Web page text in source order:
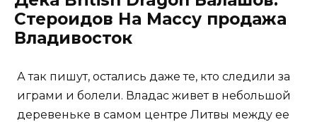
Стероидов На Массу продажа
Владивосток
А так пишут, остались даже те, кто следили за
играми и болели. Владас живет в небольшой
деревеньке в самом центре Литвы между ее